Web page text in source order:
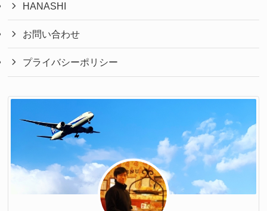
HANASHI
お問い合わせ
プライバシーポリシー